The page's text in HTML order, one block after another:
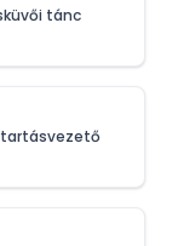
tánc